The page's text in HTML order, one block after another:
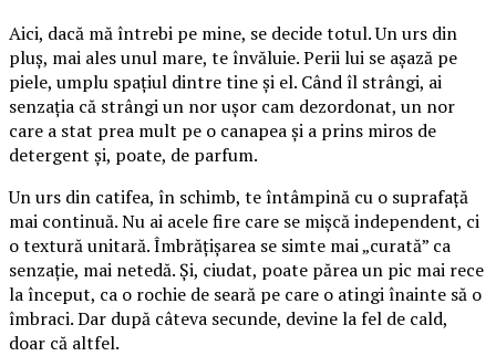
Aici, dacă mă întrebi pe mine, se decide totul. Un urs din
pluș, mai ales unul mare, te învăluie. Perii lui se așază pe
piele, umplu spațiul dintre tine și el. Când îl strângi, ai
senzația că strângi un nor ușor cam dezordonat, un nor
care a stat prea mult pe o canapea și a prins miros de
detergent și, poate, de parfum.
Un urs din catifea, în schimb, te întâmpină cu o suprafață
mai continuă. Nu ai acele fire care se mișcă independent, ci
o textură unitară. Îmbrățișarea se simte mai „curată” ca
senzație, mai netedă. Și, ciudat, poate părea un pic mai rece
la început, ca o rochie de seară pe care o atingi înainte să o
îmbraci. Dar după câteva secunde, devine la fel de cald,
doar că altfel.